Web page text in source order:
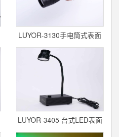
LUYOR-3130手电筒式表面
检查黑光
LUYOR-3405 台式LED表面
检测